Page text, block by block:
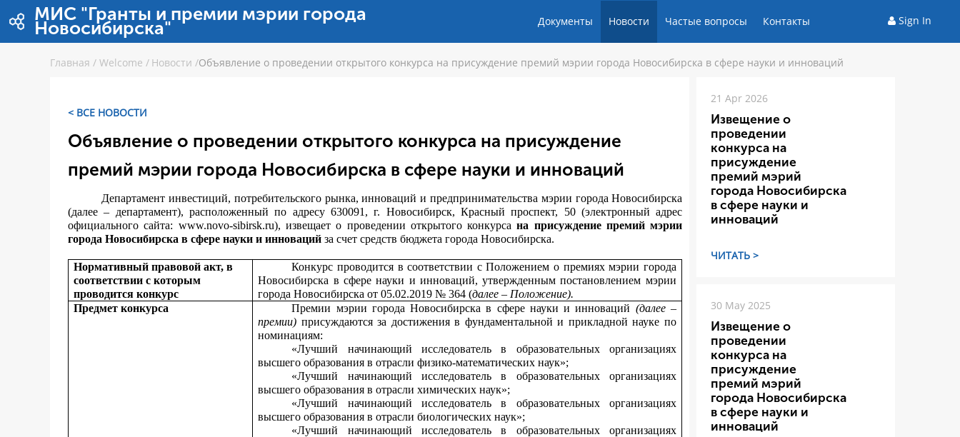
Skip to Content
МИС "Гранты и премии мэрии города
Новосибирска" Документы Новости Частые вопросы Контакты Sign In
Главная / Welcome / Новости /Объявление о проведении открытого конкурса на присуждение премий мэрии города Новосибирска в сфере науки и инноваций
< ВСЕ НОВОСТИ
Объявление о проведении открытого конкурса на присуждение
премий мэрии города Новосибирска в сфере науки и инноваций
Департамент инвестиций, потребительского рынка, инноваций и предпринимательства мэрии города Новосибирска
(далее – департамент), расположенный по адресу 630091, г. Новосибирск, Красный проспект, 50 (электронный адрес
официального сайта: www.novo-sibirsk.ru), извещает о проведении открытого конкурсана присуждение премий мэрии
города Новосибирска в сфере науки и инноваций за счет средств бюджета города Новосибирска.
Нормативный правовой акт, в
соответствии с которым
проводится конкурс
Конкурс проводится в соответствии с Положением о премиях мэрии города
Новосибирска в сфере науки и инноваций, утвержденным постановлением мэрии
города Новосибирска от 05.02.2019 № 364 (далее – Положение).
Предмет конкурса
Премии мэрии города Новосибирска в сфере науки и инноваций (далее –
премии) присуждаютсяза достижения в фундаментальной и прикладной науке по
номинациям:
«Лучший начинающий исследователь в образовательных организациях
высшего образования в отрасли физико-математических наук»;
«Лучший начинающий исследователь в образовательных организациях
высшего образования в отрасли химических наук»;
«Лучший начинающий исследователь в образовательных организациях
высшего образования в отрасли биологических наук»;
«Лучший начинающий исследователь в образовательных организациях
21 Apr 2026
Извещение о
проведении
конкурса на
присуждение
премий мэрий
города Новосибирска
в сфере науки и
инноваций
ЧИТАТЬ >
30 May 2025
Извещение о
проведении
конкурса на
присуждение
премий мэрий
города Новосибирска
в сфере науки и
инноваций